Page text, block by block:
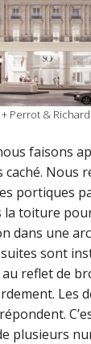
+ Perrot &
faisons
caché. Nous
portiques
la toiture
dans une
sont
reflet de
Les
plusieurs